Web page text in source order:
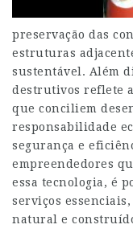
preservação das
estruturas
sustentável. Além
destrutivos reflete
que conciliem
responsabilidade
segurança e
empreendedores
essa tecnologia, é
serviços
natural e